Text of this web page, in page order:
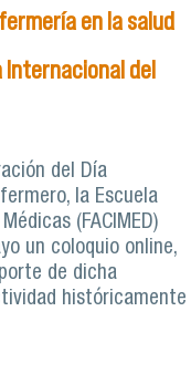
en la salud
del
del Día
la Escuela
(FACIMED)
un coloquio online,
de dicha
históricamente